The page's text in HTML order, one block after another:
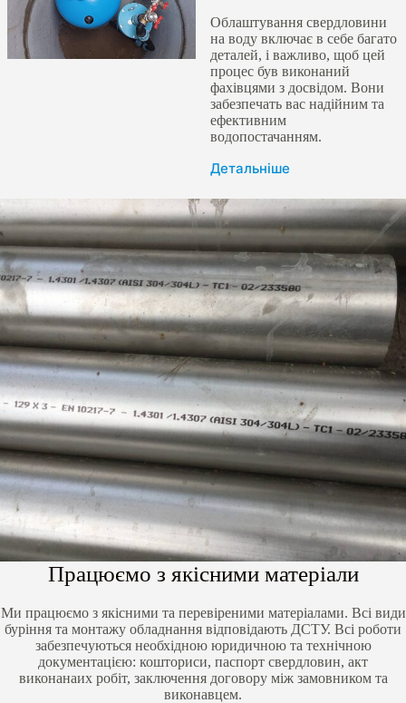
Облаштування свердловини
на воду включає в себе багато
деталей, і важливо, щоб цей
процес був виконаний
фахівцями з досвідом. Вони
забезпечать вас надійним та
ефективним
водопостачанням.
Детальніше
Працюємо з якісними матеріали
Ми працюємо з якісними та перевіреними матеріалами. Всі види
буріння та монтажу обладнання відповідають ДСТУ. Всі роботи
забезпечуються необхідною юридичною та технічною
документацією: кошториси, паспорт свердловин, акт
виконанаих робіт, заключення договору між замовником та
виконавцем.